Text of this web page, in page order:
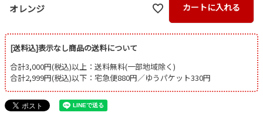
オレンジ カートに入れる
[送料込]表示なし商品の送料について
合計3,000円(税込)以上：送料無料(一部地域除く)
合計2,999円(税込)以下：宅急便880円／ゆうパケット330円